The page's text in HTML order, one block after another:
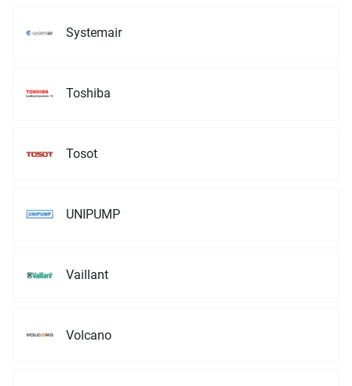
Systemair
Toshiba
Tosot
UNIPUMP
Vaillant
Volcano